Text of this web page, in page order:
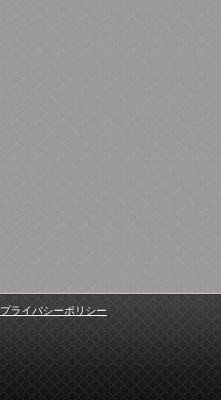
プライバシーポリシー